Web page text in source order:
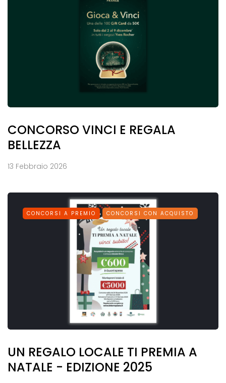
CONCORSO VINCI E REGALA
BELLEZZA
13 Febbraio 2026
CONCORSI A PREMIO CONCORSI CON ACQUISTO
UN REGALO LOCALE TI PREMIA A
NATALE - EDIZIONE 2025